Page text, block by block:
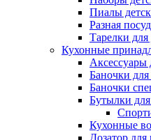
Пиалы
Разная
Тарелки для
Кухонные
Аксессуары
Баночки
Баночки
Бутылки
Кухонные
Дозатор для